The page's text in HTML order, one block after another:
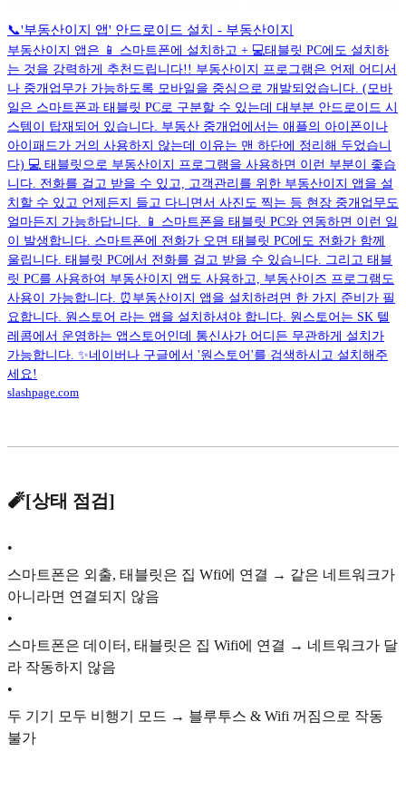
📞'부동산이지 앱' 안드로이드 설치 - 부동산이지
부동산이지 앱은 📱 스마트폰에 설치하고 + 💻태블릿 PC에도 설치하
는 것을 강력하게 추천드립니다!! 부동산이지 프로그램은 언제 어디서
나 중개업무가 가능하도록 모바일을 중심으로 개발되었습니다. (모바
일은 스마트폰과 태블릿 PC로 구분할 수 있는데 대부분 안드로이드 시
스템이 탑재되어 있습니다. 부동산 중개업에서는 애플의 아이폰이나
아이패드가 거의 사용하지 않는데 이유는 맨 하단에 정리해 두었습니
다) 💻 태블릿으로 부동산이지 프로그램을 사용하면 이런 부분이 좋습
니다. 전화를 걸고 받을 수 있고, 고객관리를 위한 부동산이지 앱을 설
치할 수 있고 언제든지 들고 다니면서 사진도 찍는 등 현장 중개업무도
얼마든지 가능하답니다. 📱 스마트폰을 태블릿 PC와 연동하면 이런 일
이 발생합니다. 스마트폰에 전화가 오면 태블릿 PC에도 전화가 함께
울립니다. 태블릿 PC에서 전화를 걸고 받을 수 있습니다. 그리고 태블
릿 PC를 사용하여 부동산이지 앱도 사용하고, 부동산이즈 프로그램도
사용이 가능합니다. ⏰부동산이지 앱을 설치하려면 한 가지 준비가 필
요합니다. 원스토어 라는 앱을 설치하셔야 합니다. 원스토어는 SK 텔
레콤에서 운영하는 앱스토어인데 통신사가 어디든 무관하게 설치가
가능합니다. ✨네이버나 구글에서 '원스토어'를 검색하시고 설치해주
세요!
slashpage.com
🧨[상태 점검]
•
스마트폰은 외출, 태블릿은 집 Wfi에 연결 → 같은 네트워크가
아니라면 연결되지 않음
•
스마트폰은 데이터, 태블릿은 집 Wifi에 연결 → 네트워크가 달
라 작동하지 않음
•
두 기기 모두 비행기 모드 → 블루투스 & Wifi 꺼짐으로 작동
불가